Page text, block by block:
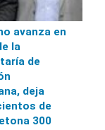
avanza en
la
de
deja
de
300